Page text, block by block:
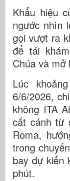
Khẩu hiệu
ngước nhìn
gọi vượt ra
để tái
Chúa và mở
Lúc
6/6/2026,
không ITA
cất cánh từ
Roma,
trong
bay dự kiến
phút.